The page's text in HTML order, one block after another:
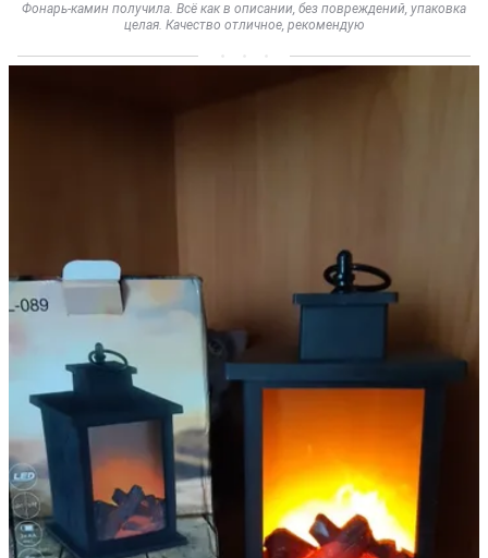
Фонарь-камин получила. Всё как в описании, без повреждений, упаковка
целая. Качество отличное, рекомендую